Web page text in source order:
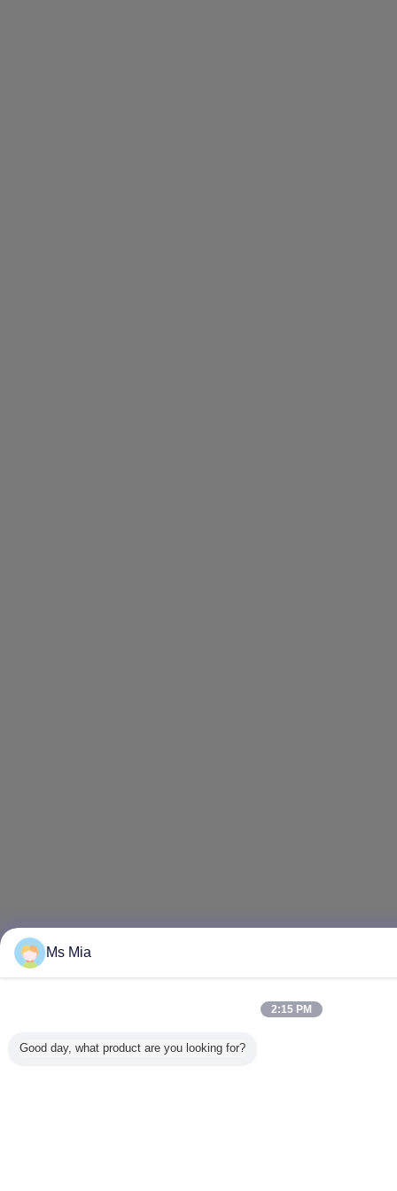
Ms Mia
2:15 PM
Good day, what product are you looking for?